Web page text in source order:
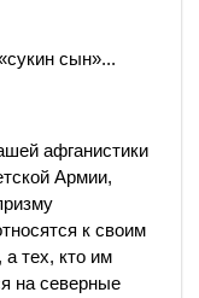
сын»...
афганистики
Армии,
к своим
тех, кто им
на северные